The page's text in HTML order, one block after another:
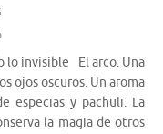
lo invisible El arco. Una
ojos oscuros. Un aroma
especias y pachuli. La
la magia de otros